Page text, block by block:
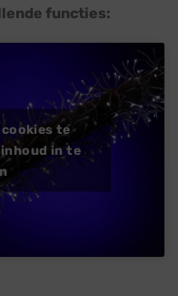
functies:
te
in te